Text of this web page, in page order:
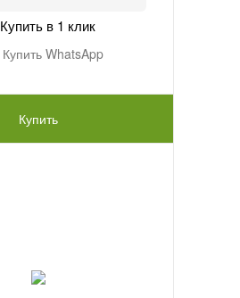
Купить в 1 клик
Купить WhatsApp
Купить